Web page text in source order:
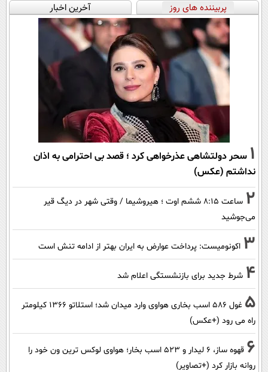
پربیننده های روز آخرین اخبار
1 سحر دولتشاهی عذرخواهی کرد ؛ قصد بی احترامی به اذان
نداشتم (عکس)
2
ساعت ۸:۱۵ ششم اوت ؛ هیروشیما / وقتی شهر در دیگ قیر
می‌جوشید
3 اکونومیست: پرداخت عوارض به ایران بهتر از ادامه تنش است
4 شرط جدید برای بازنشستگی اعلام شد
5
غول 586 اسب بخاری هواوی وارد میدان شد؛ استلاتو 1366 کیلومتر
راه می رود (+عکس)
6
قهوه ساز، 6 لیدار و 523 اسب بخار؛ هواوی لوکس ترین ون خود را
روانه بازار کرد (+تصاویر)